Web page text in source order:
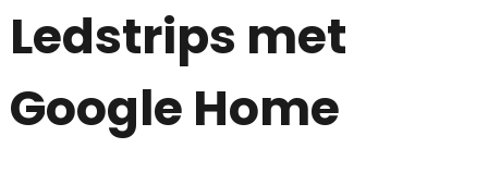
Ledstrips met
Google Home